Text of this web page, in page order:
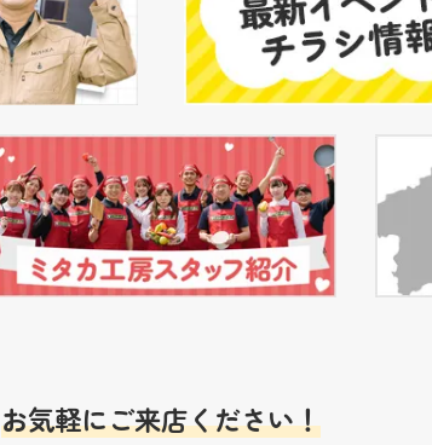
お気軽にご来店ください！